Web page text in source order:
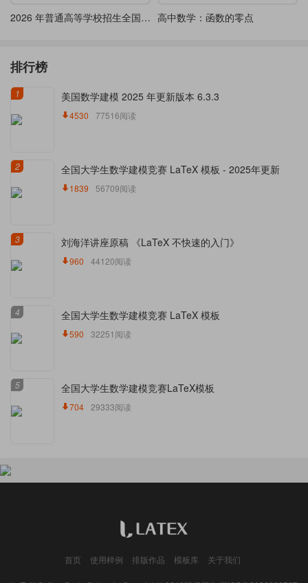
2026 年普通高等学校招生全国统一考试（天津卷） 高中数学：函数的零点
排行榜
1 美国数学建模 2025 年更新版本 6.3.3
4530 77516阅读
2 全国大学生数学建模竞赛 LaTeX 模板 - 2025年更新
1839 56709阅读
3 刘海洋讲座原稿 《LaTeX 不快速的入门》
960 44120阅读
4 全国大学生数学建模竞赛 LaTeX 模板
590 32251阅读
5 全国大学生数学建模竞赛LaTeX模板
704 29333阅读
首页 使用样例 排版作品 模板库 关于我们